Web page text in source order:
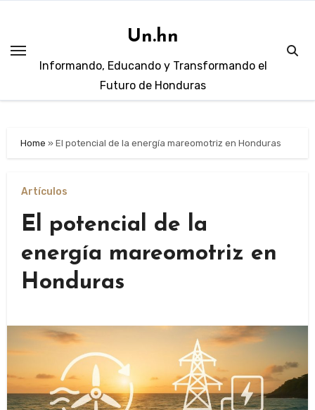
content
Un.hn
Informando, Educando y Transformando el
Futuro de Honduras
Home »El potencial de la energía mareomotriz en Honduras
Artículos
El potencial de la
energía mareomotriz en
Honduras